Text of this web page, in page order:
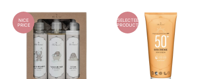
NICE
PRICE
GESELECTEERD
PRODUCT